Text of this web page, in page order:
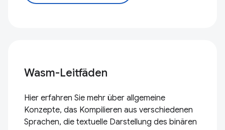
Wasm-Leitfäden
Hier erfahren Sie mehr über allgemeine
Konzepte, das Kompilieren aus verschiedenen
Sprachen, die textuelle Darstellung des binären